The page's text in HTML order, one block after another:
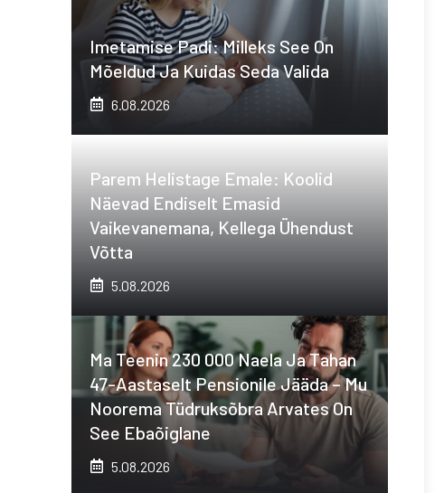
Imetamise Padi: Milleks See On
Mõeldud Ja Kuidas Seda Valida
6.08.2026
Parem Helistage Emale: Koolid
Näevad Endiselt Emasid
Vaikevanemana, Kellega Ühendust
Võtta
5.08.2026
Ma Teenin 230 000 Naela Ja Tahan
47-Aastaselt Pensionile Jääda – Mu
Noorema Tüdruksõbra Arvates On
See Ebaõiglane
5.08.2026